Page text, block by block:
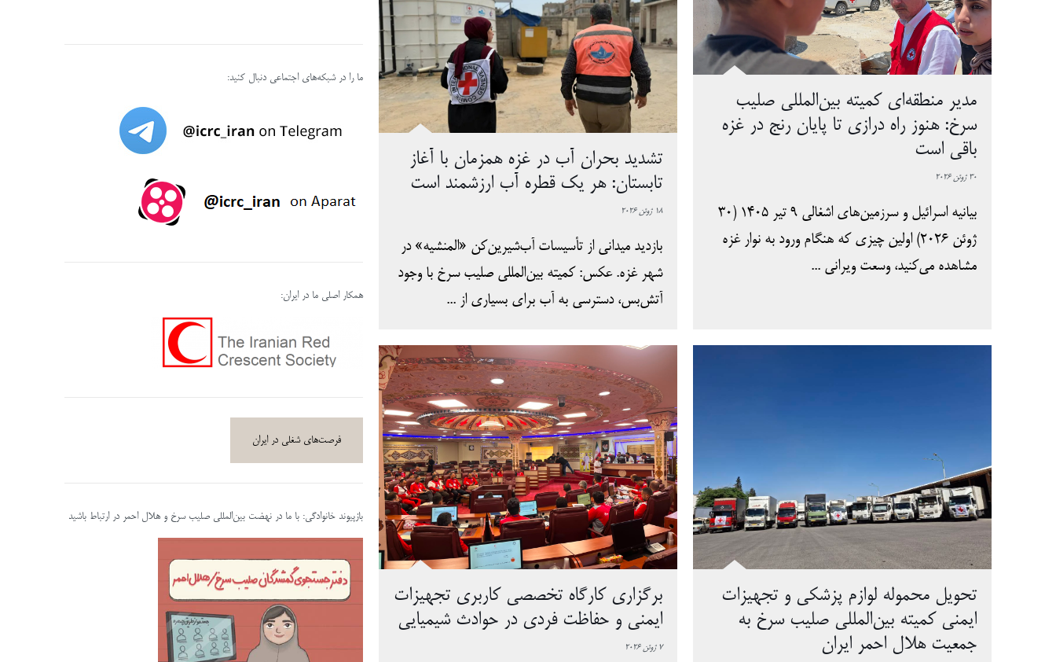
مدیر منطقه‌ای کمیته بین‌المللی صلیب
سرخ: هنوز راه درازی تا پایان رنج در غزه
باقی است
30 ژوئن 2026
بیانیه اسرائیل و سرزمین‌های اشغالی 9 تیر 1405 (30
ژوئن 2026) اولین چیزی که هنگام ورود به نوار غزه
مشاهده می‌کنید، وسعت ویرانی ...
تشدید بحران آب در غزه همزمان با آغاز
تابستان: هر یک قطره آب ارزشمند است
18 ژوئن 2026
بازدید میدانی از تأسیسات آب‌شیرین‌کن «المنشیه» در
شهر غزه. عکس: کمیته بین‌المللی صلیب سرخ با وجود
آتش‌بس، دسترسی به آب برای بسیاری از ...
تحویل محموله لوازم پزشکی و تجهیزات
ایمنی کمیته بین‌المللی صلیب سرخ به
جمعیت هلال احمر ایران
برگزاری کارگاه تخصصی کاربری تجهیزات
ایمنی و حفاظت فردی در حوادث شیمیایی
7 ژوئن 2026
ما را در شبکه‌های اجتماعی دنبال کنید:
همکار اصلی ما در ایران:
فرصت‌های شغلی در ایران
بازپیوند خانوادگی: با ما در نهضت بین‌المللی صلیب سرخ و هلال احمر در ارتباط باشید